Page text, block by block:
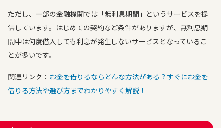
ただし、一部の金融機関では「無利息期間」というサービスを提
供しています。はじめての契約など条件がありますが、無利息期
間中は何度借入しても利息が発生しないサービスとなっているこ
とが多いです。
関連リンク： お金を借りるならどんな方法がある？すぐにお金を
借りる方法や選び方までわかりやすく解説！